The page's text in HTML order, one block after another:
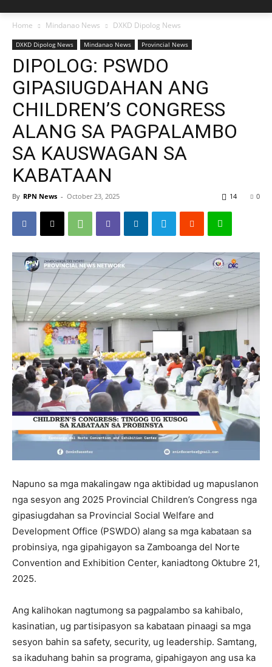
Home Mindanao News DXKD Dipolog News
DXKD Dipolog News Mindanao News Provincial News
DIPOLOG: PSWDO
GIPASIUGDAHAN ANG
CHILDREN’S CONGRESS
ALANG SA PAGPALAMBO
SA KAUSWAGAN SA
KABATAAN
By RPN News - October 23, 2025 0
14
Napuno sa mga makalingaw nga aktibidad ug mapuslanon
nga sesyon ang 2025 Provincial Children’s Congress nga
gipasiugdahan sa Provincial Social Welfare and
Development Office (PSWDO) alang sa mga kabataan sa
probinsiya, nga gipahigayon sa Zamboanga del Norte
Convention and Exhibition Center, kaniadtong Oktubre 21,
2025.
Ang kalihokan nagtumong sa pagpalambo sa kahibalo,
kasinatian, ug partisipasyon sa kabataan pinaagi sa mga
sesyon bahin sa safety, security, ug leadership. Samtang,
sa ikaduhang bahin sa programa, gipahigayon ang usa ka